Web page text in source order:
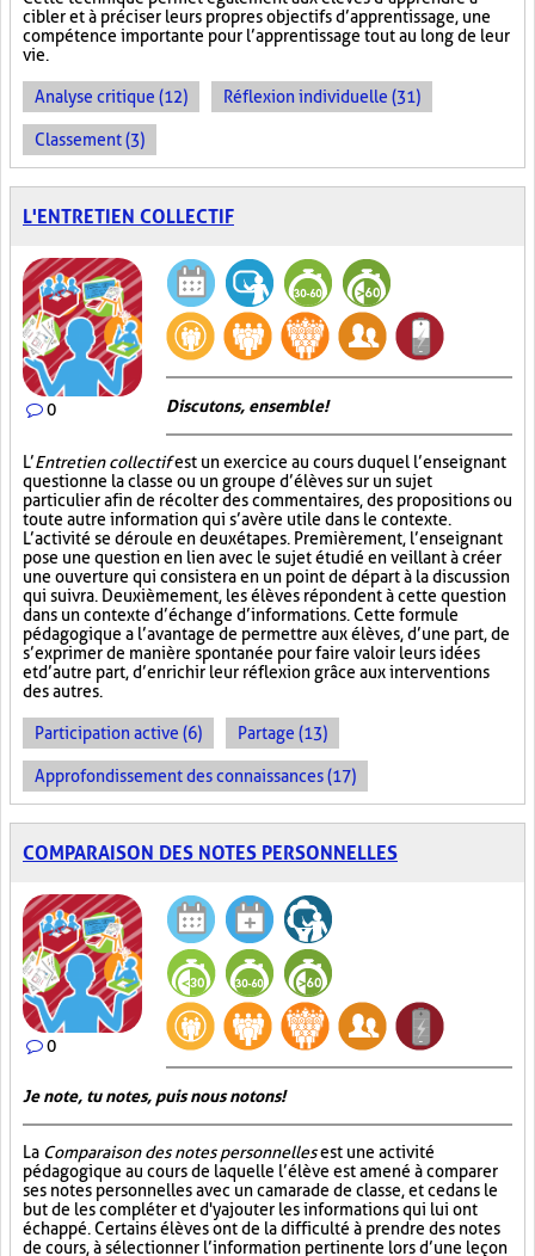
cibler et à préciser leurs propres objectifs d’apprentissage, une
compétence importante pour l’apprentissage tout au long de leur
vie.
Analyse critique (12) Réflexion individuelle (31)
Classement (3)
L'ENTRETIEN COLLECTIF
0 Discutons, ensemble!
L’Entretien collectifest un exercice au cours duquel l’enseignant
questionne la classe ou un groupe d’élèves sur un sujet
particulier afin de récolter des commentaires, des propositions ou
toute autre information qui s’avère utile dans le contexte.
L’activité se déroule en deux étapes. Premièrement, l’enseignant
pose une question en lien avec le sujet étudié en veillant à créer
une ouverture qui consistera en un point de départ à la discussion
qui suivra. Deuxièmement, les élèves répondent à cette question
dans un contexte d’échange d’informations. Cette formule
pédagogique a l’avantage de permettre aux élèves, d’une part, de
s’exprimer de manière spontanée pour faire valoir leurs idées
et d’autre part, d’enrichir leur réflexion grâce aux interventions
des autres.
Participation active (6) Partage (13)
Approfondissement des connaissances (17)
COMPARAISON DES NOTES PERSONNELLES
0
Je note, tu notes, puis nous notons!
La Comparaison des notes personnellesest une activité
pédagogique au cours de laquelle l’élève est amené à comparer
ses notes personnelles avec un camarade de classe, et ce dans le
but de les compléter et d'y ajouter les informations qui lui ont
échappé. Certains élèves ont de la difficulté à prendre des notes
de cours, à sélectionner l’information pertinente lors d’une leçon